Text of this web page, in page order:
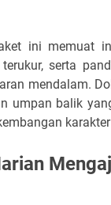
ini memuat
serta
mendalam.
umpan balik